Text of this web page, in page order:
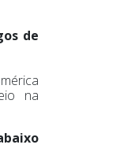
de
na